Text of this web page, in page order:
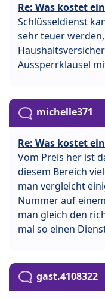
Re: Was kostet
Schlüsseldienst
sehr teuer
Aussperrklausel
michelle371
Re: Was kostet
Vom Preis her ist
diesem Bereich
man vergleicht
Nummer auf
man gleich den
mal so einen
gast.4108322